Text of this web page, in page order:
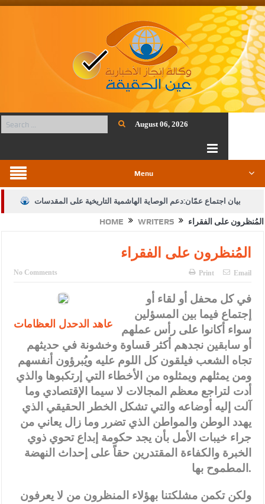
August 06, 2026
Menu
بيان اجتماع عمّان:دعم الوصاية الهاشمية التاريخية على المقدسات
الإسلامية والمسيحية
الأمن يتلف 16 مليون حبة كبتاجون و1480 كغم مواد مخدرة
النواب يقر مشروع تعديل قانون الملكية العقارية
تشكيلات إدارية واسعة في الداخلية (اسماء)
القاضي يلتقي رؤساء تحرير الصحف اليومية ويؤكد حرص مجلس النواب
على شراكة فاعلة مع الإعلام
دعوة المكلفين بخدمة العلم (الدفعة الثالثة) إلى مراجعة منصة خدمة
العلم
الملك يلتقي مجموعة من رفاق السلاح
الملك يتلقى اتصالا هاتفيا من العاهل البحريني
القاضي محمود أحمد فريحات.. مبارك ومزيدا من التوفيق
HOME WRITERS المُنظرون على الفقراء
المُنظرون على الفقراء
No Comments Print Email
عاهد الدحدل العظامات
في كل محفل أو لقاء أو
إجتماع فيما بين المسؤلين
سواء أكانوا على رأس عملهم
أو سابقين نجدهم أكثر قساوة وخشونة في حديثهم
تجاه الشعب فيلقون كل اللوم عليه ويُبرؤون أنفسهم
ومن يمثلهم ويمثلوه من الأخطاء التي إرتكبوها والذي
أدت لتراجع معظم المجالات لا سيما الإقتصادي وما
آلت إليه أوضاعه والتي تشكل الخطر الحقيقي الذي
يهدد الوطن والمواطن الذي تضرر وما زال يعاني من
جراء خيبات الأمل بأن يجد حكومة إبداع تحوي ذوي
الخبرة والكفاءة المقتدرين حقاً على إحداث النهضة
المطموح بها.
ولكن تكمن مشلكتنا بهؤلاء المنظرون من لا يعرفون